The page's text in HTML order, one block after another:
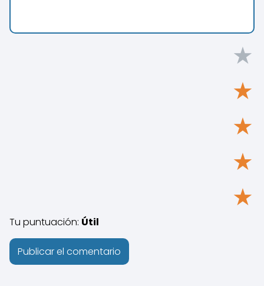
★
★
★
★
★
Tu puntuación: Útil